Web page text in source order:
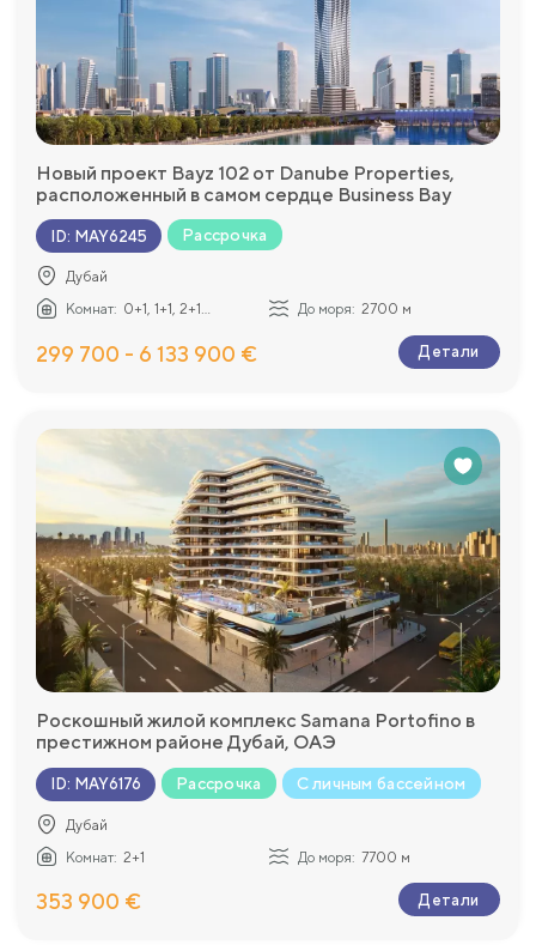
Новый проект Bayz 102 от Danube Properties,
расположенный в самом сердце Business Bay
ID: MAY6245 Рассрочка
Дубай
Комнат: 0+1, 1+1, 2+1... До моря: 2700 м
299 700 - 6 133 900 € Детали
Роскошный жилой комплекс Samana Portofino в
престижном районе Дубай, ОАЭ
ID: MAY6176 Рассрочка С личным бассейном
Дубай
Комнат: 2+1 До моря: 7700 м
353 900 € Детали